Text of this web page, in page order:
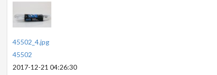
45502_4.jpg
45502
2017-12-21 04:26:30